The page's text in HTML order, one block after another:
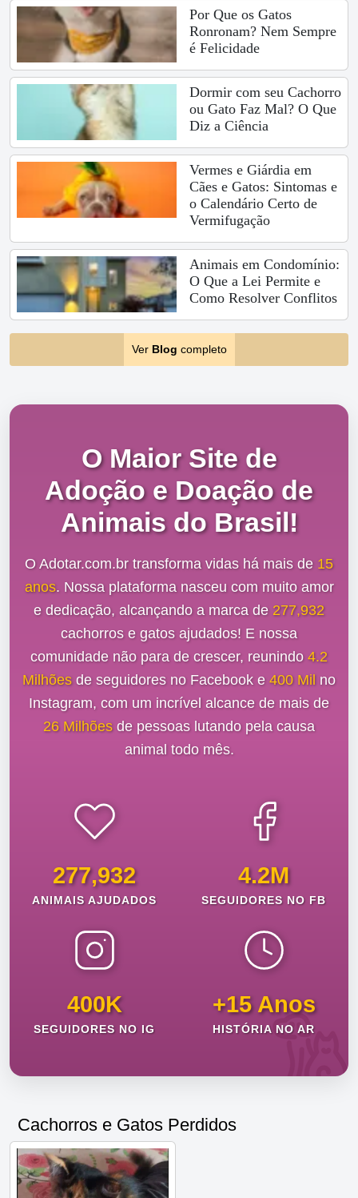
Por Que os Gatos
Ronronam? Nem Sempre
é Felicidade
Dormir com seu Cachorro
ou Gato Faz Mal? O Que
Diz a Ciência
Vermes e Giárdia em
Cães e Gatos: Sintomas e
o Calendário Certo de
Vermifugação
Animais em Condomínio:
O Que a Lei Permite e
Como Resolver Conflitos
Ver Blog completo
O Maior Site de
Adoção e Doação de
Animais do Brasil!
O Adotar.com.br transforma vidas há mais de 15
anos. Nossa plataforma nasceu com muito amor
e dedicação, alcançando a marca de 277,932
cachorros e gatos ajudados! E nossa
comunidade não para de crescer, reunindo 4.2
Milhõesde seguidores no Facebook e 400 Mil no
Instagram, com um incrível alcance de mais de
26 Milhõesde pessoas lutando pela causa
animal todo mês.
277,932
ANIMAIS AJUDADOS
4.2M
SEGUIDORES NO FB
400K
SEGUIDORES NO IG
+15 Anos
HISTÓRIA NO AR
Cachorros e Gatos Perdidos